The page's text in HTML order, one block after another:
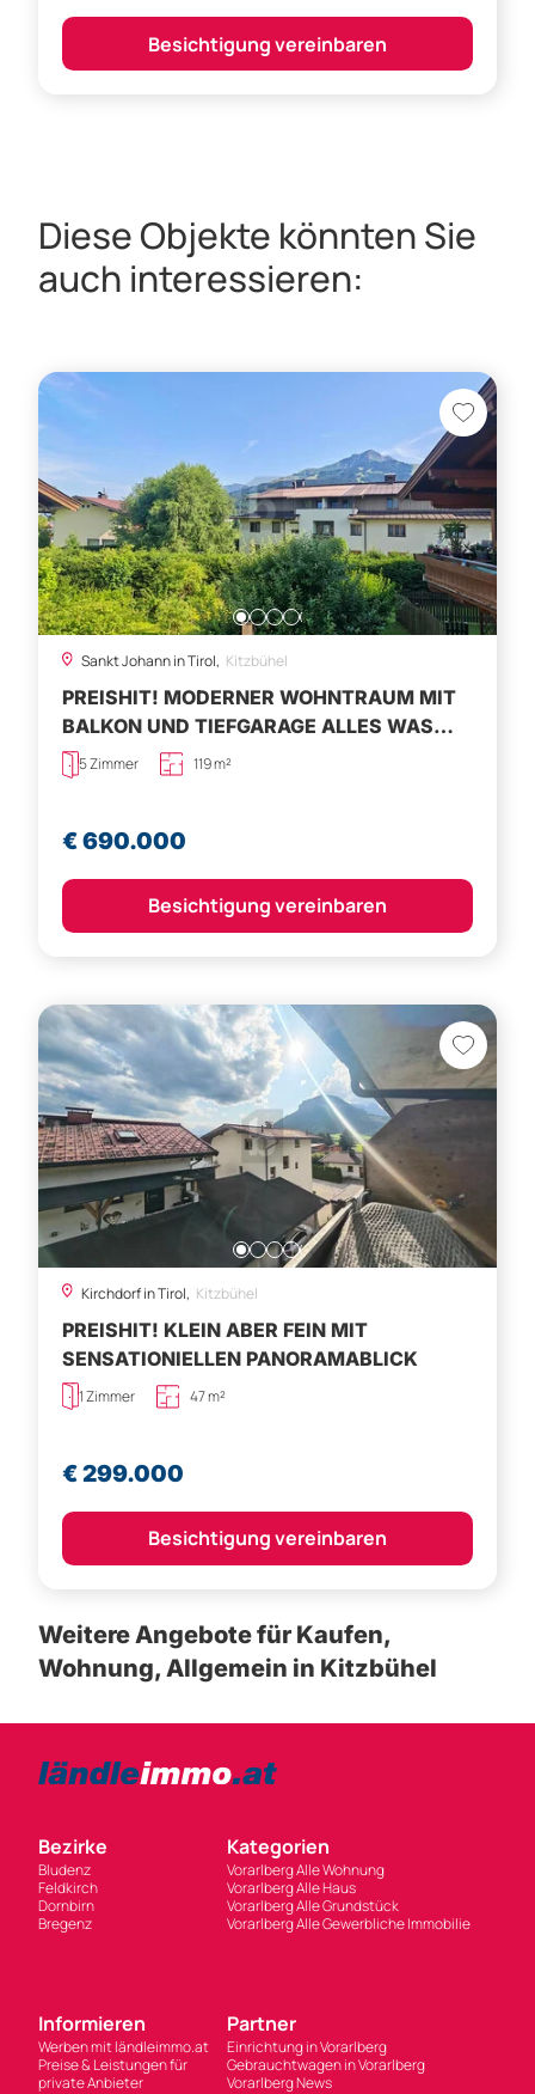
Besichtigung vereinbaren
auch interessieren:
Sankt Johann in Tirol,Kitzbühel
PREISHIT! MODERNER WOHNTRAUM MIT
MAN BRAUCHT
5 Zimmer 119 m²
Besichtigung vereinbaren
Kitzbühel
PREISHIT! KLEIN ABER FEIN MIT
1 Zimmer 47 m²
Besichtigung vereinbaren
Wohnung, Allgemein in Kitzbühel
Feldkirch
Dornbirn
Bregenz
Vorarlberg Alle Haus
Vorarlberg Alle Grundstück
Vorarlberg Alle Gewerbliche Immobilie
Preise & Leistungen für
private Anbieter
Newsletter Anmeldung
Cookie Einstellungen
Über Uns
Gebrauchtwagen in Vorarlberg
Vorarlberg News
Jobs in Vorarlberg
Deals in Vorarlberg
Russmedia GmbH